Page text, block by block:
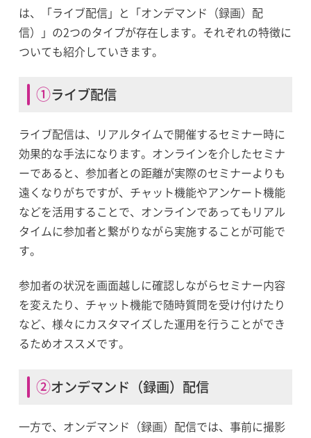
は、「ライブ配信」と「オンデマンド（録画）配
信）」の2つのタイプが存在します。それぞれの特徴に
ついても紹介していきます。
①ライブ配信
ライブ配信は、リアルタイムで開催するセミナー時に
効果的な手法になります。オンラインを介したセミナ
ーであると、参加者との距離が実際のセミナーよりも
遠くなりがちですが、チャット機能やアンケート機能
などを活用することで、オンラインであってもリアル
タイムに参加者と繋がりながら実施することが可能で
す。
参加者の状況を画面越しに確認しながらセミナー内容
を変えたり、チャット機能で随時質問を受け付けたり
など、様々にカスタマイズした運用を行うことができ
るためオススメです。
②オンデマンド（録画）配信
一方で、オンデマンド（録画）配信では、事前に撮影